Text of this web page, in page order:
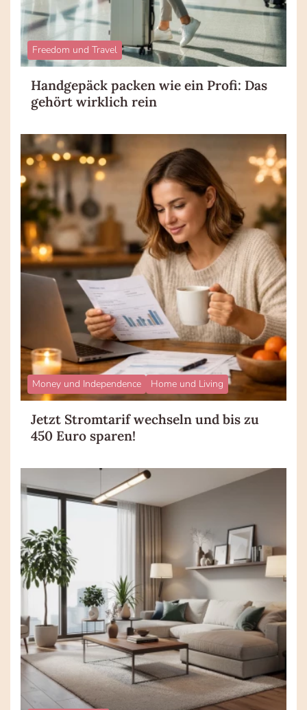
Freedom und Travel
Handgepäck packen wie ein Profi: Das
gehört wirklich rein
Money und Independence Home und Living
Jetzt Stromtarif wechseln und bis zu
450 Euro sparen!